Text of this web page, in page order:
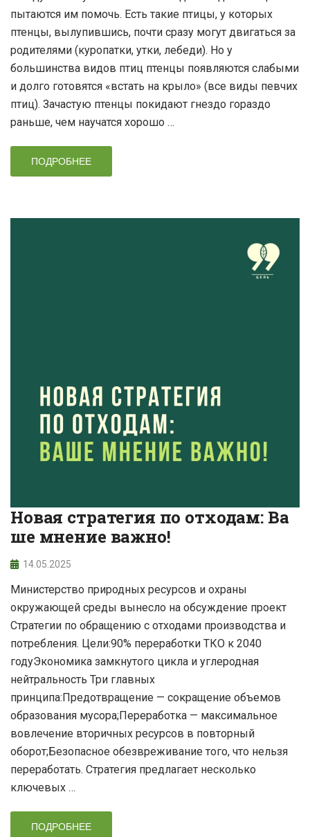
пытаются им помочь. Есть такие птицы, у которых
птенцы, вылупившись, почти сразу могут двигаться за
родителями (куропатки, утки, лебеди). Но у
большинства видов птиц птенцы появляются слабыми
и долго готовятся «встать на крыло» (все виды певчих
птиц). Зачастую птенцы покидают гнездо гораздо
раньше, чем научатся хорошо …
ПОДРОБНЕЕ
Новая стратегия по отходам: Ва
ше мнение важно!
14.05.2025
Министерство природных ресурсов и охраны
окружающей среды вынесло на обсуждение проект
Стратегии по обращению с отходами производства и
потребления. Цели:90% переработки ТКО к 2040
годуЭкономика замкнутого цикла и углеродная
нейтральность Три главных
принципа:Предотвращение — сокращение объемов
образования мусора;Переработка — максимальное
вовлечение вторичных ресурсов в повторный
оборот;Безопасное обезвреживание того, что нельзя
переработать. Стратегия предлагает несколько
ключевых …
ПОДРОБНЕЕ